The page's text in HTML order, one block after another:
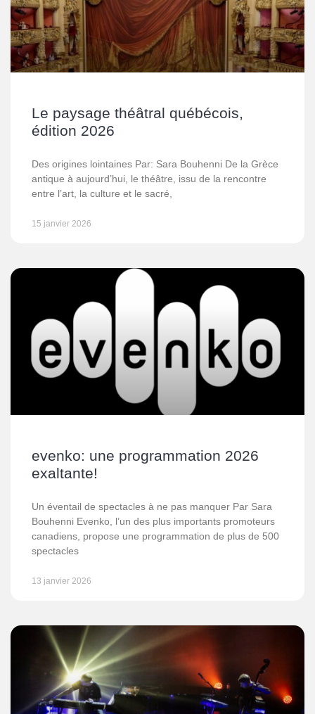
Le paysage théâtral québécois,
édition 2026
Des origines lointaines Par: Sara Bouhenni De la Grèce
antique à aujourd’hui, le théâtre, issu de la rencontre
entre l’art, la culture et le sacré,
15 janvier 2026
evenko: une programmation 2026
exaltante!
Un éventail de spectacles à ne pas manquer Par Sara
Bouhenni Evenko, l’un des plus importants promoteurs
canadiens, propose une programmation de plus de 500
spectacles
13 janvier 2026